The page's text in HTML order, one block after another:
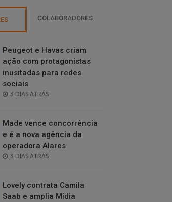
COLABORADORES
Peugeot e Havas criam
ação com protagonistas
inusitadas para redes
sociais
POSTED
3 DIAS ATRÁS
Made vence concorrência
e é a nova agência da
operadora Alares
POSTED
3 DIAS ATRÁS
Lovely contrata Camila
Saab e amplia Mídia